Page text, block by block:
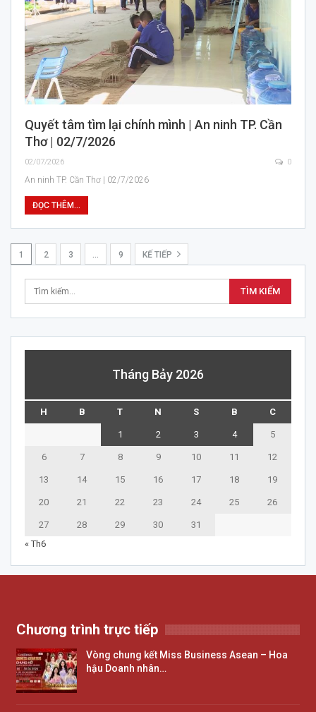
Quyết tâm tìm lại chính mình | An ninh TP. Cần
Thơ | 02/7/2026
02/07/2026 0
An ninh TP. Cần Thơ | 02/7/2026
ĐỌC THÊM...
1 2 3 … 9 KẾ TIẾP
Tháng Bảy 2026
H B T N S B C
1 2 3 4 5
6 7 8 9 10 11 12
13 14 15 16 17 18 19
20 21 22 23 24 25 26
27 28 29 30
31
« Th6
Chương trình trực tiếp
Vòng chung kết Miss Business Asean – Hoa
hậu Doanh nhân…